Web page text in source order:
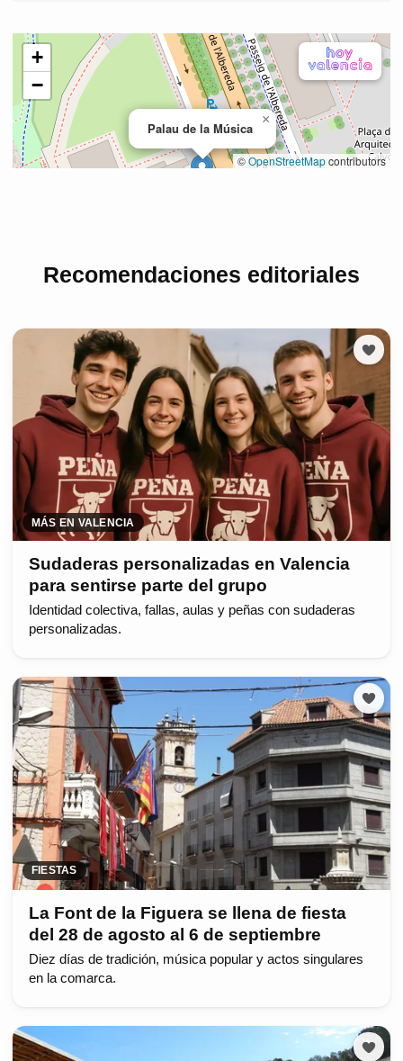
Recomendaciones editoriales
MÁS EN VALENCIA
Sudaderas personalizadas en Valencia
para sentirse parte del grupo
Identidad colectiva, fallas, aulas y peñas con sudaderas
personalizadas.
FIESTAS
La Font de la Figuera se llena de fiesta
del 28 de agosto al 6 de septiembre
Diez días de tradición, música popular y actos singulares
en la comarca.